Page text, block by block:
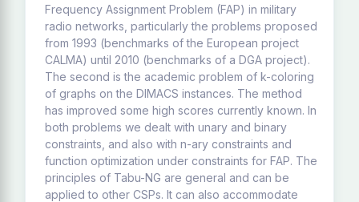
Frequency Assignment Problem (FAP) in military
radio networks, particularly the problems proposed
from 1993 (benchmarks of the European project
CALMA) until 2010 (benchmarks of a DGA project).
The second is the academic problem of k-coloring
of graphs on the DIMACS instances. The method
has improved some high scores currently known. In
both problems we dealt with unary and binary
constraints, and also with n-ary constraints and
function optimization under constraints for FAP. The
principles of Tabu-NG are general and can be
applied to other CSPs. It can also accommodate